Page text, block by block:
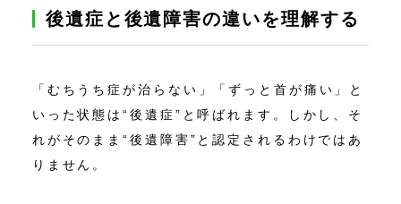
後遺症と後遺障害の違いを理解する
「むちうち症が治らない」「ずっと首が痛い」と
いった状態は“後遺症”と呼ばれます。しかし、そ
れがそのまま“後遺障害”と認定されるわけではあ
りません。